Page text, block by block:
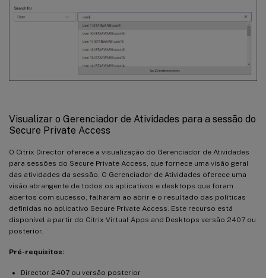
Visualizar o Gerenciador de Atividades para a sessão do
Secure Private Access
O Citrix Director oferece a visualização do Gerenciador de Atividades
para sessões do Secure Private Access, que fornece uma visão geral
das atividades da sessão. O Gerenciador de Atividades oferece uma
visão abrangente de todos os aplicativos e desktops que foram
abertos com sucesso, falharam ao abrir e o resultado das políticas
definidas no aplicativo Secure Private Access. Este recurso está
disponível a partir do Citrix Virtual Apps and Desktops versão 2407 ou
posterior.
Pré-requisitos:
Director 2407 ou versão posterior